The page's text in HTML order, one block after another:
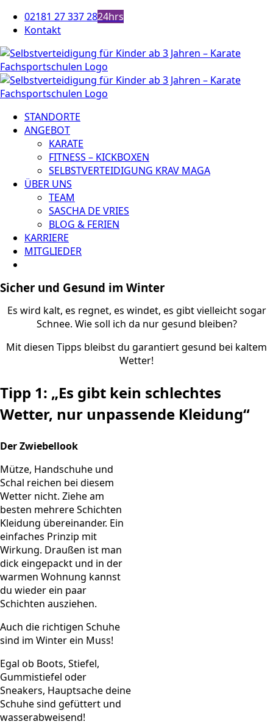
Zum
Inhalt
02181 27 337 2824hrs
Kontakt
STANDORTE
ANGEBOT
KARATE
FITNESS – KICKBOXEN
SELBSTVERTEIDIGUNG KRAV MAGA
ÜBER UNS
TEAM
SASCHA DE VRIES
BLOG & FERIEN
KARRIERE
MITGLIEDER
Sicher und Gesund im Winter
Es wird kalt, es regnet, es windet, es gibt vielleicht sogar
Schnee. Wie soll ich da nur gesund bleiben?
Mit diesen Tipps bleibst du garantiert gesund bei kaltem
Wetter!
Tipp 1: „Es gibt kein schlechtes
Wetter, nur unpassende Kleidung“
Der Zwiebellook
Mütze, Handschuhe und
Schal reichen bei diesem
Wetter nicht. Ziehe am
besten mehrere Schichten
Kleidung übereinander. Ein
einfaches Prinzip mit
Wirkung. Draußen ist man
dick eingepackt und in der
warmen Wohnung kannst
du wieder ein paar
Schichten ausziehen.
Auch die richtigen Schuhe
sind im Winter ein Muss!
Egal ob Boots, Stiefel,
Gummistiefel oder
Sneakers, Hauptsache deine
Schuhe sind gefüttert und
wasserabweisend!